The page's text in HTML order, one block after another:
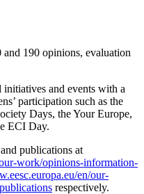
190 opinions, evaluation
initiatives and events with a
participation such as the
Days, the Your Europe,
ECI Day.
publications at
work/opinions-information-
en/our-
respectively.